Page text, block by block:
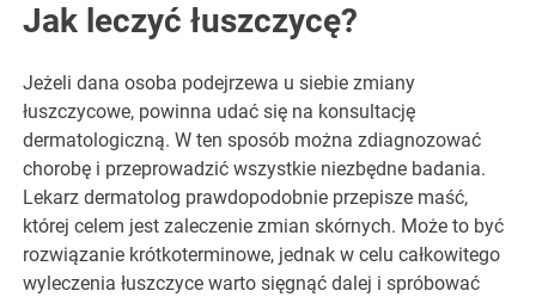
Jak leczyć łuszczycę?
Jeżeli dana osoba podejrzewa u siebie zmiany
łuszczycowe, powinna udać się na konsultację
dermatologiczną. W ten sposób można zdiagnozować
chorobę i przeprowadzić wszystkie niezbędne badania.
Lekarz dermatolog prawdopodobnie przepisze maść,
której celem jest zaleczenie zmian skórnych. Może to być
rozwiązanie krótkoterminowe, jednak w celu całkowitego
wyleczenia łuszczyce warto sięgnąć dalej i spróbować